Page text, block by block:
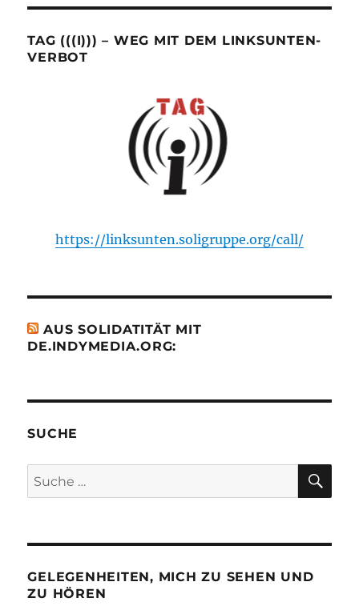
TAG (((I))) – WEG MIT DEM LINKSUNTEN-
VERBOT
https://linksunten.soligruppe.org/call/
AUS SOLIDATITÄT MIT
DE.INDYMEDIA.ORG:
SUCHE
Suche
nach:
GELEGENHEITEN, MICH ZU SEHEN UND
ZU HÖREN